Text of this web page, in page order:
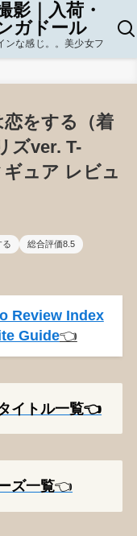
影｜入荷・
ガドール
ンな感じ。。美少女フ
をする（着
ズver. T-
ュア レビュ
る 総合評価8.5
Review Index
Guide👈️
イトル一覧👈️
ズ一覧👈️